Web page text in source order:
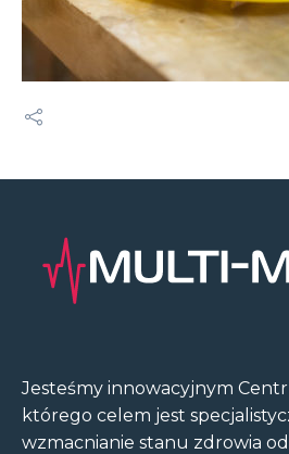
Jesteśmy innowacyjnym
którego celem jest
wzmacnianie stanu zdrowia